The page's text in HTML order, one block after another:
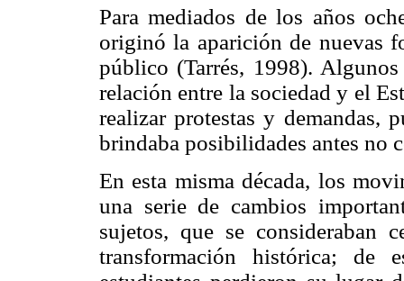
Para mediados de los años
originó la aparición de nuevas
público (Tarrés, 1998).
relación entre la sociedad y el
realizar protestas y demandas,
brindaba posibilidades antes no
En esta misma década, los
una serie de cambios
sujetos, que se consideraban
transformación histórica; de